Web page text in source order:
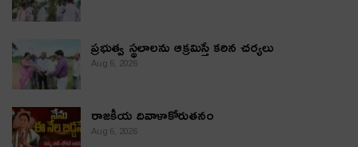
ప్రభుత్వ స్థలాలను ఆక్రమిస్తే కఠిన చర్యలు
Aug 6, 2026
రాజకీయ దివాళాకోరుతనం
Aug 6, 2026